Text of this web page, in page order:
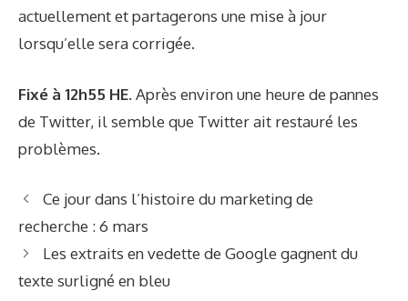
actuellement et partagerons une mise à jour
lorsqu’elle sera corrigée.
Fixé à 12h55 HE. Après environ une heure de pannes
de Twitter, il semble que Twitter ait restauré les
problèmes.
Ce jour dans l’histoire du marketing de
recherche : 6 mars
Les extraits en vedette de Google gagnent du
texte surligné en bleu